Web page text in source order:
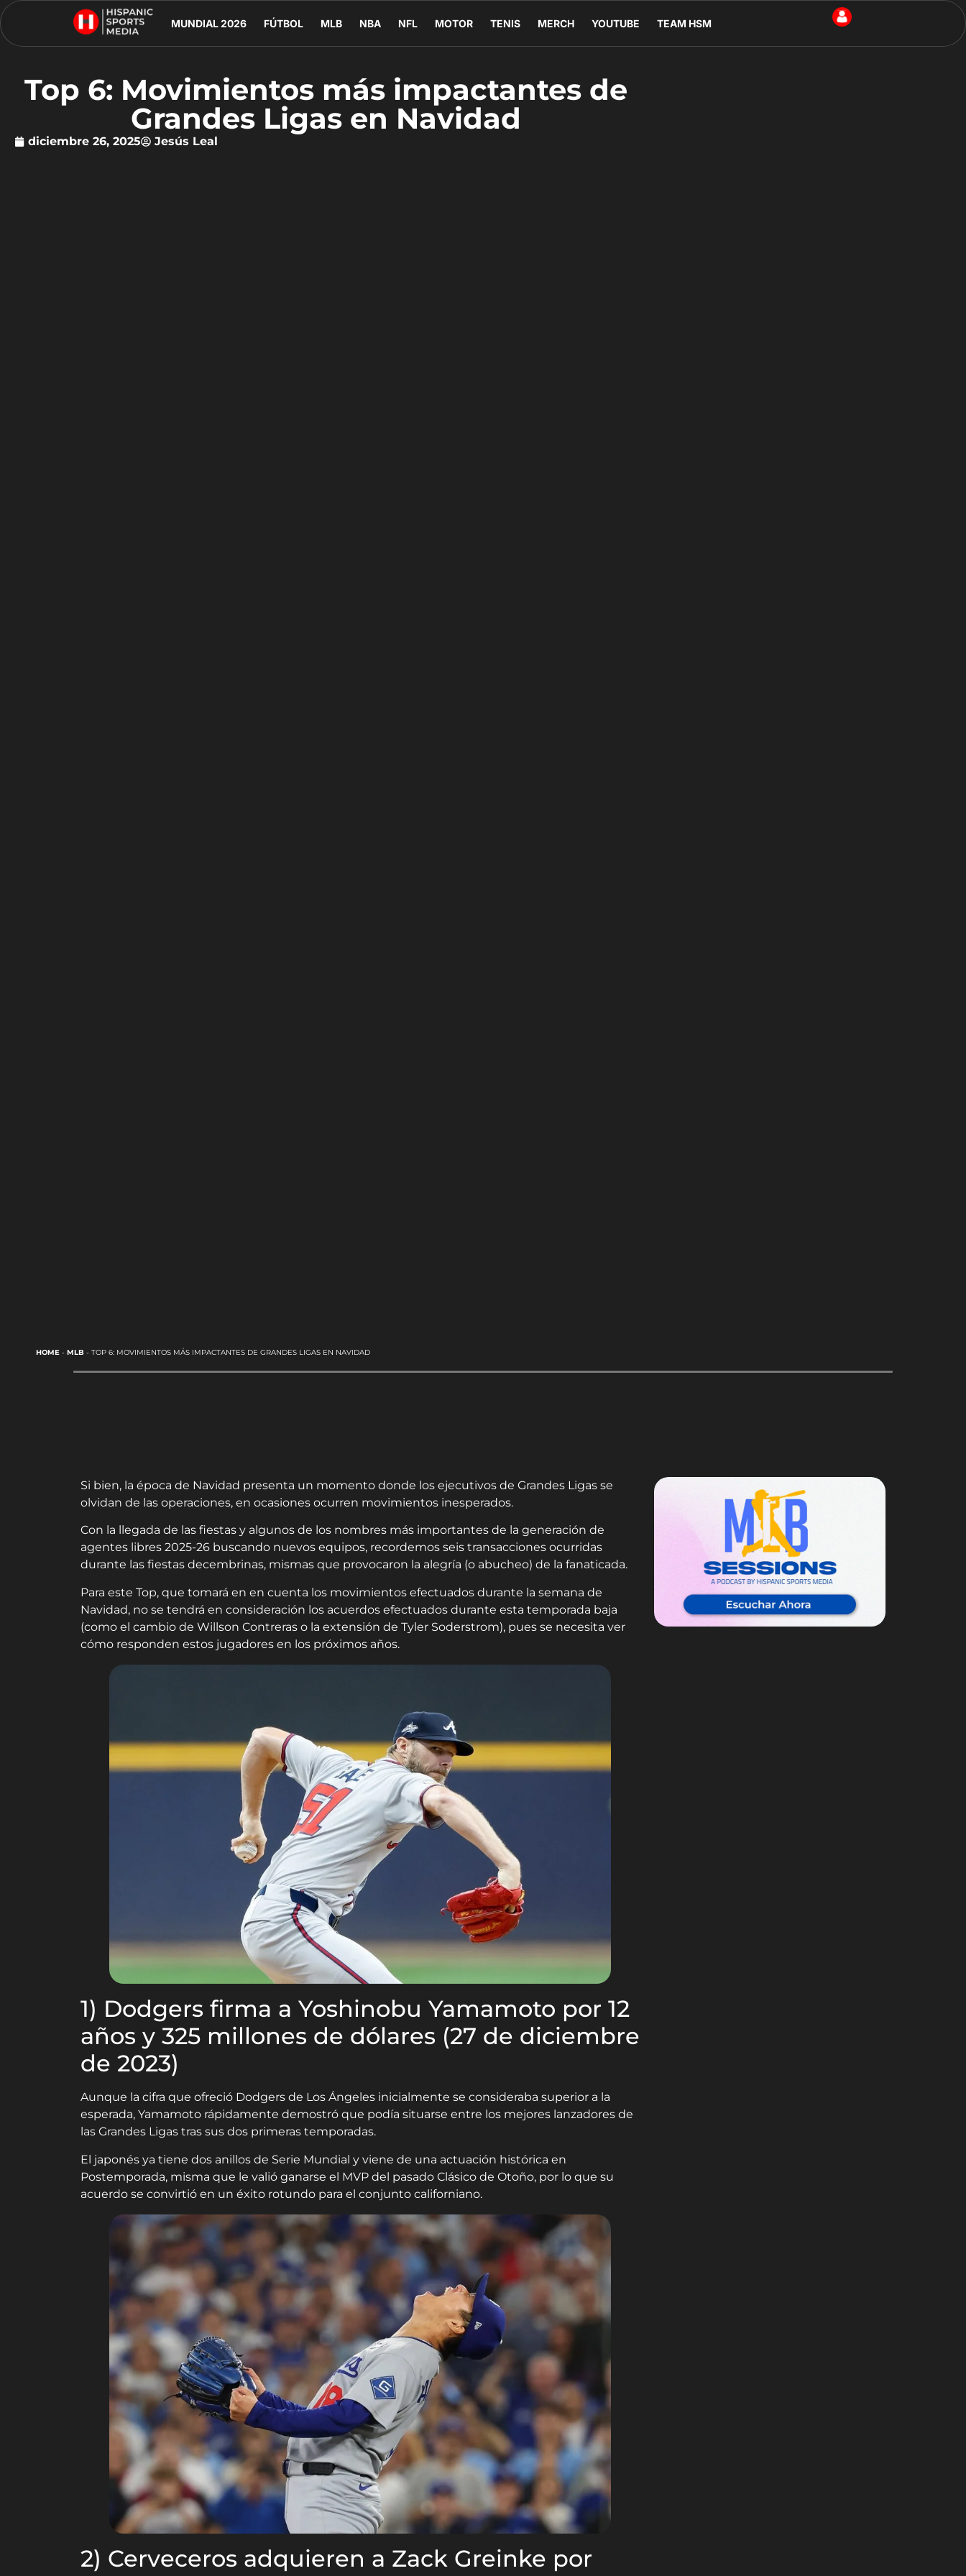
MUNDIAL 2026 FÚTBOL MLB NBA NFL MOTOR TENIS MERCH YOUTUBE TEAM HSM
Top 6: Movimientos más impactantes de
Grandes Ligas en Navidad
diciembre 26, 2025 Jesús Leal
HOME- MLB- TOP 6: MOVIMIENTOS MÁS IMPACTANTES DE GRANDES LIGAS EN NAVIDAD
Si bien, la época de Navidad presenta un momento donde los ejecutivos de Grandes Ligas se
olvidan de las operaciones, en ocasiones ocurren movimientos inesperados.
Con la llegada de las fiestas y algunos de los nombres más importantes de la generación de
agentes libres 2025-26 buscando nuevos equipos, recordemos seis transacciones ocurridas
durante las fiestas decembrinas, mismas que provocaron la alegría (o abucheo) de la fanaticada.
Para este Top, que tomará en en cuenta los movimientos efectuados durante la semana de
Navidad, no se tendrá en consideración los acuerdos efectuados durante esta temporada baja
(como el cambio de Willson Contreras o la extensión de Tyler Soderstrom), pues se necesita ver
cómo responden estos jugadores en los próximos años.
1) Dodgers firma a Yoshinobu Yamamoto por 12
años y 325 millones de dólares (27 de diciembre
de 2023)
Aunque la cifra que ofreció Dodgers de Los Ángeles inicialmente se consideraba superior a la
esperada, Yamamoto rápidamente demostró que podía situarse entre los mejores lanzadores de
las Grandes Ligas tras sus dos primeras temporadas.
El japonés ya tiene dos anillos de Serie Mundial y viene de una actuación histórica en
Postemporada, misma que le valió ganarse el MVP del pasado Clásico de Otoño, por lo que su
acuerdo se convirtió en un éxito rotundo para el conjunto californiano.
2) Cerveceros adquieren a Zack Greinke por